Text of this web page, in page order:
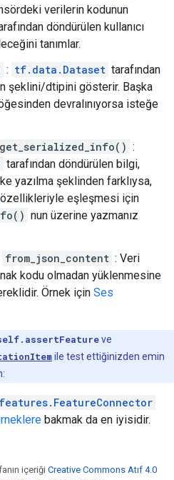
verilerin kodunun
döndürülen kullanıcı
tanımlar.
: tf.data.Dataset tarafından
şeklini/dtipini gösterir. Başka
devralınıyorsa isteğe
get_serialized_info() :
tarafından döndürülen bilgi,
yazılma şeklinden farklıysa,
özellikleriyle eşleşmesi için
nun üzerine yazmanız
from_json_content : Veri
kodu olmadan yüklenmesine
Örnek için Ses
ve
ile test ettiğinizden emin
bakmak da en iyisidir.
içeriği Creative Commons Atıf 4.0